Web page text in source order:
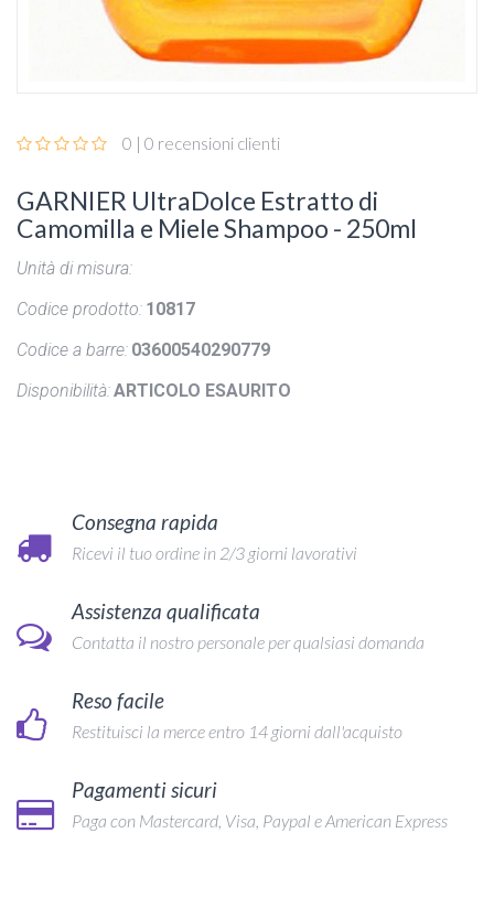
0 | 0 recensioni clienti
GARNIER UltraDolce Estratto di
Camomilla e Miele Shampoo - 250ml
Unità di misura:
Codice prodotto: 10817
Codice a barre: 03600540290779
Disponibilità:ARTICOLO ESAURITO
Consegna rapida
Ricevi il tuo ordine in 2/3 giorni lavorativi
Assistenza qualificata
Contatta il nostro personale per qualsiasi domanda
Reso facile
Restituisci la merce entro 14 giorni dall'acquisto
Pagamenti sicuri
Paga con Mastercard, Visa, Paypal e American Express